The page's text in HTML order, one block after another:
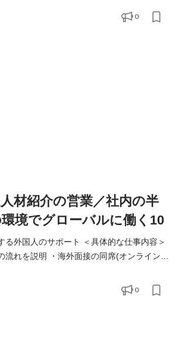
護施設(社会福祉法人)80％、飲食業界20％
響と既存。テレアポなどの新規はありませ
0
材紹介の営業／社内の半
境でグローバルに働く10
ポート ＜具体的な仕事内容＞
流れを説明 ・海外面接の同席(オンライン)
護施設(社会福祉法人)80％、飲食業界20％
響と既存。テレアポなどの新規はありませ
0